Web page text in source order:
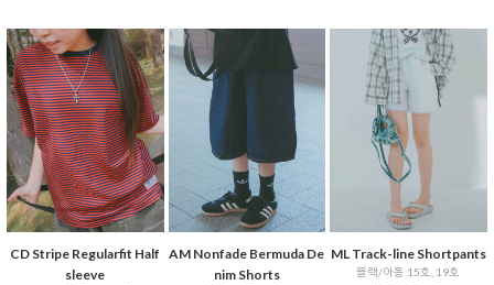
CD Stripe Regularfit Half
sleeve
AM Nonfade Bermuda De
nim Shorts
ML Track-line Shortpants
블랙/아동 15호, 19호